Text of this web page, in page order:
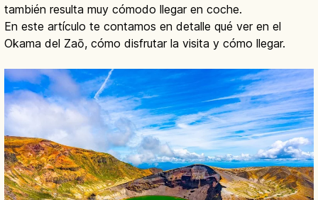
también resulta muy cómodo llegar en coche.
En este artículo te contamos en detalle qué ver en el
Okama del Zaō, cómo disfrutar la visita y cómo llegar.